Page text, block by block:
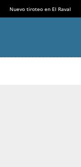
Nuevo tiroteo en El Raval